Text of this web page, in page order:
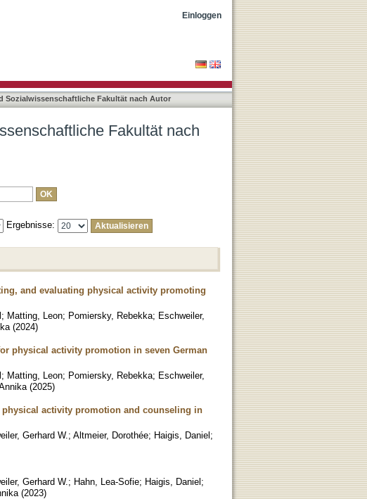
Einloggen
Sozialwissenschaftliche Fakultät nach Autor
Fakultät nach
Ergebnisse:
and evaluating physical activity promoting
; Matting, Leon; Pomiersky, Rebekka; Eschweiler,
(2024)
physical activity promotion in seven German
; Matting, Leon; Pomiersky, Rebekka; Eschweiler,
(2025)
activity promotion and counseling in
Gerhard W. ; Altmeier, Dorothée; Haigis, Daniel;
Gerhard W. ; Hahn, Lea-Sofie; Haigis, Daniel;
(2023)